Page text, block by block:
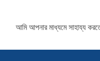
আমি আপনার মাধ্যমে সাহায্য